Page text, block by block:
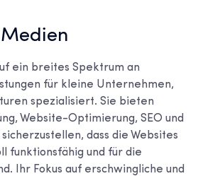
ein breites Spektrum an
für kleine Unternehmen,
spezialisiert. Sie bieten
Website-Optimierung, SEO und
dass die Websites
funktionsfähig und für die
Ihr Fokus auf erschwingliche und